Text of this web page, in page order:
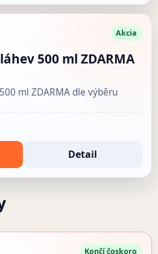
Akcia
500 ml ZDARMA
ml ZDARMA dle výběru
Detail
Končí čoskoro